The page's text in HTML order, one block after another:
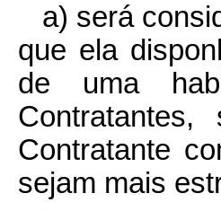
a) será
que ela
de uma
Contratante
sejam mais